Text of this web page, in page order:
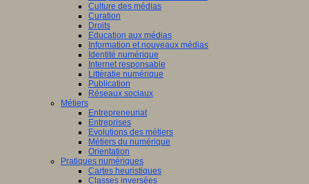
Culture des médias
Curation
Droits
Education aux médias
Information et nouveaux médias
Identité numérique
Internet responsable
Littératie numérique
Publication
Réseaux sociaux
Métiers
Entrepreneuriat
Entreprises
Evolutions des métiers
Métiers du numérique
Orientation
Pratiques numériques
Cartes heuristiques
Classes inversées